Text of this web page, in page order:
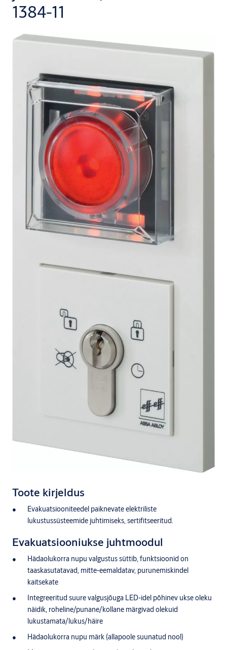
1384-11
Toote kirjeldus
Evakuatsiooniteedel paiknevate elektriliste
lukustussüsteemide juhtimiseks, sertifitseeritud.
Evakuatsiooniukse juhtmoodul
Hädaolukorra nupu valgustus süttib, funktsioonid on
taaskasutatavad, mitte-eemaldatav, purunemiskindel
kaitsekate
Integreeritud suure valgusjõuga LED-idel põhinev ukse oleku
näidik, roheline/punane/kollane märgivad olekuid
lukustamata/lukus/häire
Hädaolukorra nupu märk (allapoole suunatud nool)